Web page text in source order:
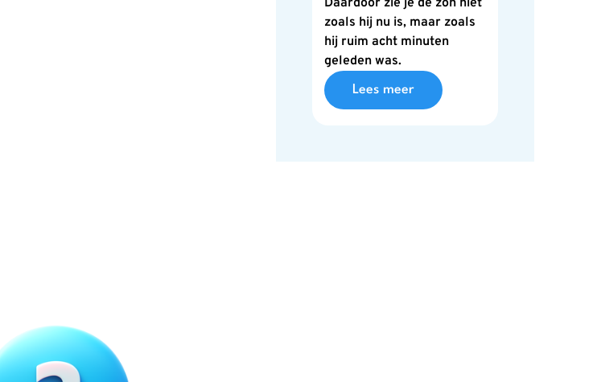
zoals hij nu is, maar zoals
hij ruim acht minuten
geleden was.
Lees meer